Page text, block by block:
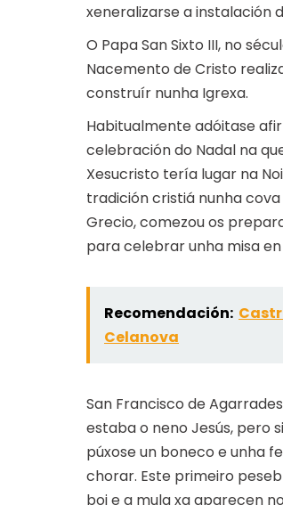
xeneralizarse a instalación
O Papa San Sixto III, no
Nacemento de Cristo
construír nunha Igrexa.
Habitualmente adóitase
celebración do Nadal na
Xesucristo tería lugar na
tradición cristiá nunha
Grecio, comezou os
para celebrar unha misa
Recomendación:
Celanova
San Francisco de
estaba o neno Jesús, pero
púxose un boneco e unha
chorar. Este primeiro
boi e a mula xa aparecen